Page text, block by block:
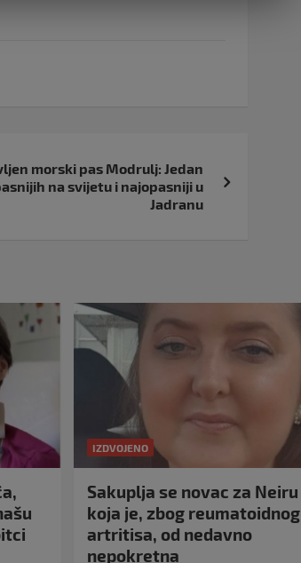
morski pas Modrulj: Jedan
na svijetu i najopasniji u
Jadranu
IZDVOJENO
Sakuplja se novac za Neiru
koja je, zbog reumatoidnog
artritisa, od nedavno
nepokretna